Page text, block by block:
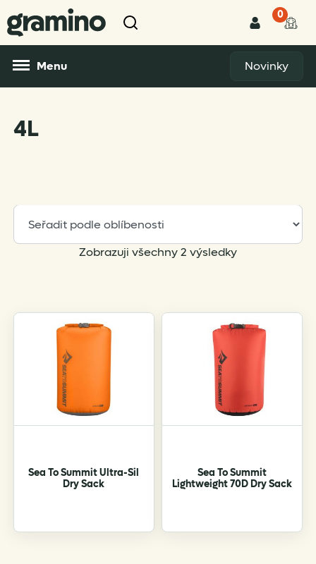
0
Menu Novinky
4L
Zobrazuji všechny 2 výsledkySorted
Sea To Summit Ultra-Sil
Dry Sack
Sea To Summit
Lightweight 70D Dry Sack